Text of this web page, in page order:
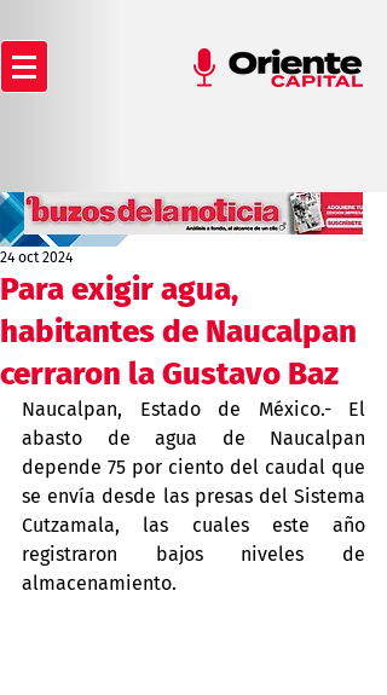
Para exigir agua,
habitantes de Naucalpan
cerraron la Gustavo Baz
24 oct 2024
Naucalpan, Estado de México.- El
abasto de agua de Naucalpan
depende 75 por ciento del caudal que
se envía desde las presas del Sistema
Cutzamala, las cuales este año
registraron bajos niveles de
almacenamiento.